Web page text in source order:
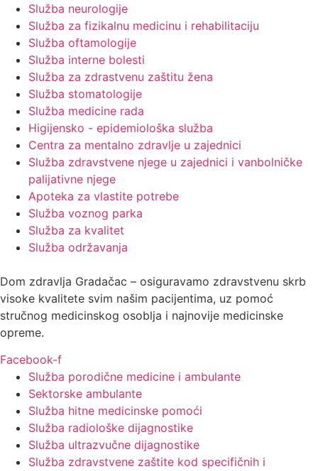
Služba neurologije
Služba za fizikalnu medicinu i rehabilitaciju
Služba oftamologije
Služba interne bolesti
Služba za zdrastvenu zaštitu žena
Služba stomatologije
Služba medicine rada
Higijensko - epidemiološka služba
Centra za mentalno zdravlje u zajednici
Služba zdravstvene njege u zajednici i vanbolničke
palijativne njege
Apoteka za vlastite potrebe
Služba voznog parka
Služba za kvalitet
Služba održavanja
Dom zdravlja Gradačac – osiguravamo zdravstvenu skrb
visoke kvalitete svim našim pacijentima, uz pomoć
stručnog medicinskog osoblja i najnovije medicinske
opreme.
Facebook-f
Služba porodične medicine i ambulante
Sektorske ambulante
Služba hitne medicinske pomoći
Služba radiološke dijagnostike
Služba ultrazvučne dijagnostike
Služba zdravstvene zaštite kod specifičnih i